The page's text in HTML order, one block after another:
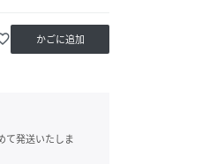
かごに追加
て発送いたしま